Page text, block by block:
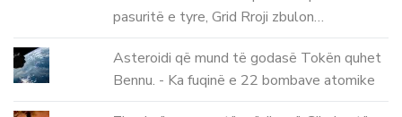
pasuritë e tyre, Grid Rroji zbulon…
Asteroidi që mund të godasë Tokën quhet
Bennu. - Ka fuqinë e 22 bombave atomike